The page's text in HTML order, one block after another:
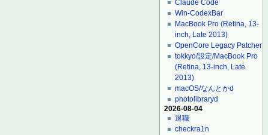
Claude Code
Win-CodexBar
MacBook Pro (Retina, 13-
inch, Late 2013)
OpenCore Legacy Patcher
tokkyo/設定/MacBook Pro
(Retina, 13-inch, Late
2013)
macOS/なんとかd
photolibraryd
2026-08-04
退職
checkra1n